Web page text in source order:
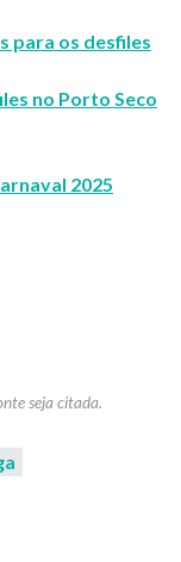
para os desfiles
no Porto Seco
2025